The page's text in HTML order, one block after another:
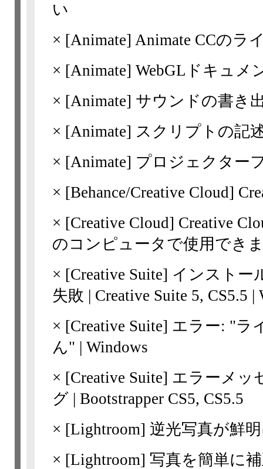
い
× [Animate] Animate CCのラ
× [Animate] WebGLドキュメ
× [Animate] サウンドの書き
× [Animate] スクリプトの記
× [Animate] プロジェクター
× [Behance/Creative Cloud]
× [Creative Cloud] Creative
のコンピュータで使用でき
× [Creative Suite] インストー
失敗 | Creative Suite 5, CS5.5 |
× [Creative Suite] エラー: "ラ
ん" | Windows
× [Creative Suite] エラーメッ
グ | Bootstrapper CS5, CS5.5
× [Lightroom] 逆光写真が鮮
× [Lightroom] 写真を簡単に